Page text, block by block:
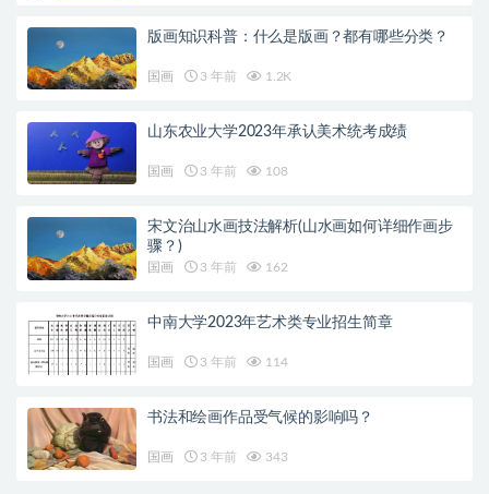
版画知识科普：什么是版画？都有哪些分类？
国画 3 年前 1.2K
山东农业大学2023年承认美术统考成绩
国画 3 年前 108
宋文治山水画技法解析(山水画如何详细作画步
骤？)
国画 3 年前 162
中南大学2023年艺术类专业招生简章
国画 3 年前 114
书法和绘画作品受气候的影响吗？
国画 3 年前 343